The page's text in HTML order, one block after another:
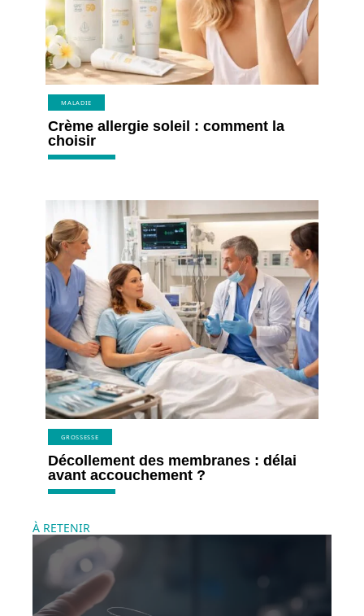
MALADIE
Crème allergie soleil : comment la
choisir
GROSSESSE
Décollement des membranes : délai
avant accouchement ?
À RETENIR